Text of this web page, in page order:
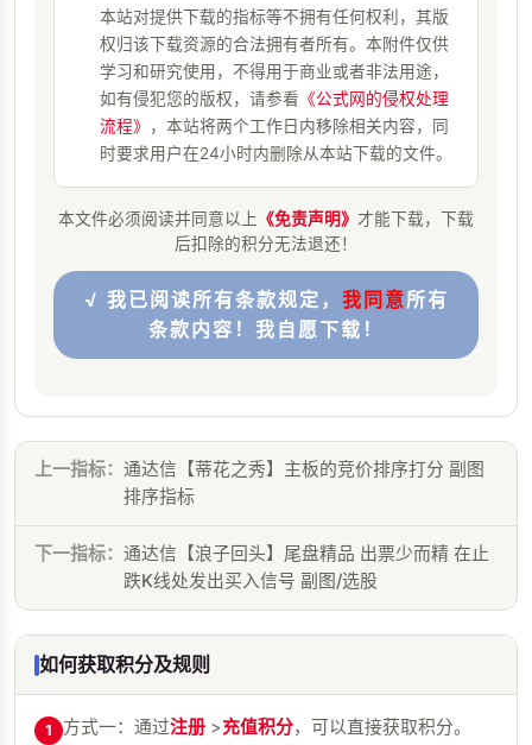
本站对提供下载的指标等不拥有任何权利，其版
权归该下载资源的合法拥有者所有。本附件仅供
学习和研究使用，不得用于商业或者非法用途，
如有侵犯您的版权，请参看 《公式网的侵权处理
流程》 ，本站将两个工作日内移除相关内容，同
时要求用户在24小时内删除从本站下载的文件。
本文件必须阅读并同意以上 《免责声明》 才能下载，下载
后扣除的积分无法退还！
√ 我已阅读所有条款规定， 我同意所有
条款内容！我自愿下载！
上一指标： 通达信【蒂花之秀】主板的竞价排序打分 副图
排序指标
下一指标： 通达信【浪子回头】尾盘精品 出票少而精 在止
跌K线处发出买入信号 副图/选股
如何获取积分及规则
1 方式一：通过注册 >充值积分，可以直接获取积分。